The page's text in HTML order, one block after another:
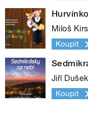
Miloš
Koupit
Jiří
Koupit